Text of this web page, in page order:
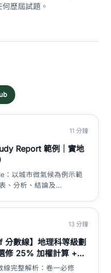
歷屆試題。
11 分鐘
Report 範例｜實地
：以城市微氣候為例示範
、分析、結論及
13 分鐘
分數線】地理科等級劃
修 25% 加權計算 +
SBA 真相 + 迷思拆
線完整解析：卷一必修